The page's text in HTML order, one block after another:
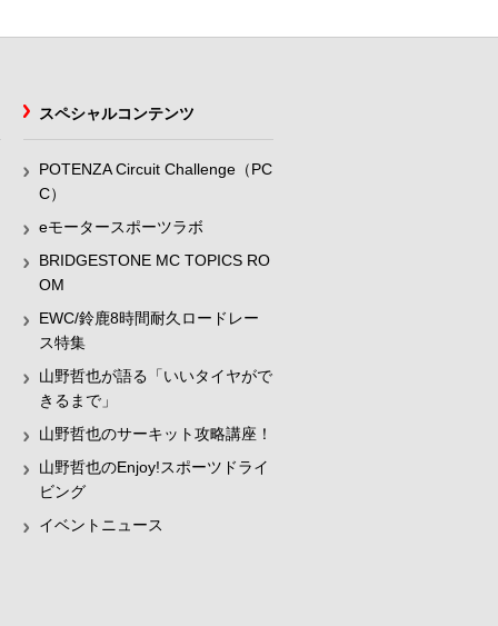
スペシャルコンテンツ
POTENZA Circuit Challenge（PC
C）
eモータースポーツラボ
BRIDGESTONE MC TOPICS RO
OM
EWC/鈴鹿8時間耐久ロードレー
ス特集
山野哲也が語る「いいタイヤがで
きるまで」
山野哲也のサーキット攻略講座！
山野哲也のEnjoy!スポーツドライ
ビング
イベントニュース